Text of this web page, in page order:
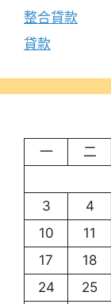
整合貸款
貸款
一
二
3
4
10
11
17
18
24
25